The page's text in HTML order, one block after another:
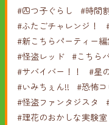
#四つ子ぐらし #時間
#ふたごチャレンジ！
#新こちらパーティー編
#怪盗レッド #こちら
#サバイバー！！
#星
#いみちぇん!!
#恐怖
#怪盗ファンタジスタ
#理花のおかしな実験室